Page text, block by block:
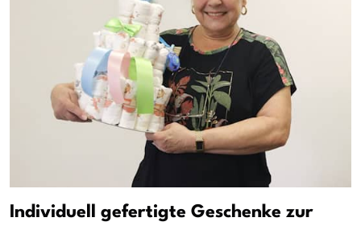
Individuell gefertigte Geschenke zur